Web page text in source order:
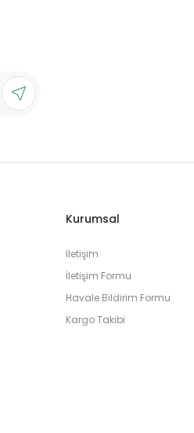
Kurumsal
İletişim
İletişim Formu
Havale Bildirim Formu
Kargo Takibi